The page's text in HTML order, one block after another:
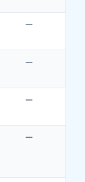
—
—
—
—